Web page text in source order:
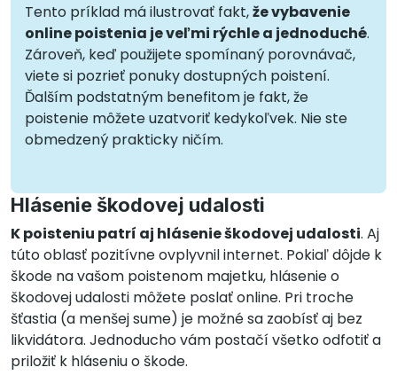
Tento príklad má ilustrovať fakt,že vybavenie
online poistenia je veľmi rýchle a jednoduché.
Zároveň, keď použijete spomínaný porovnávač,
viete si pozrieť ponuky dostupných poistení.
Ďalším podstatným benefitom je fakt, že
poistenie môžete uzatvoriť kedykoľvek. Nie ste
obmedzený prakticky ničím.
Hlásenie škodovej udalosti
K poisteniu patrí aj hlásenie škodovej udalosti. Aj
túto oblasť pozitívne ovplyvnil internet. Pokiaľ dôjde k
škode na vašom poistenom majetku, hlásenie o
škodovej udalosti môžete poslať online. Pri troche
šťastia (a menšej sume) je možné sa zaobísť aj bez
likvidátora. Jednoducho vám postačí všetko odfotiť a
priložiť k hláseniu o škode.